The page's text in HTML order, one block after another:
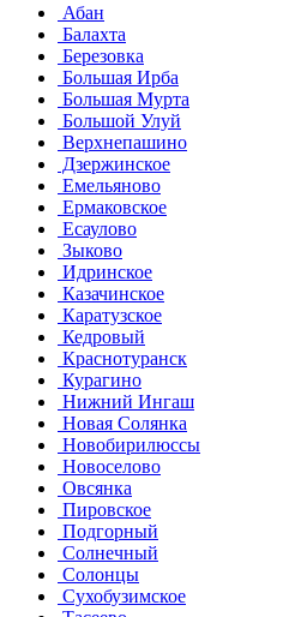
Абан
Балахта
Березовка
Большая Ирба
Большая Мурта
Большой Улуй
Верхнепашино
Дзержинское
Емельяново
Ермаковское
Есаулово
Зыково
Идринское
Казачинское
Каратузское
Кедровый
Краснотуранск
Курагино
Нижний Ингаш
Новая Солянка
Новобирилюссы
Новоселово
Овсянка
Пировское
Подгорный
Солнечный
Солонцы
Сухобузимское